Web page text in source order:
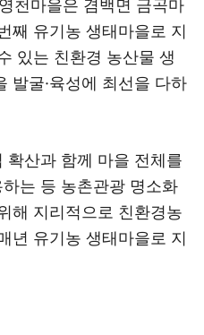
천마을은 겸백면 금곡마
째 유기농 생태마을로 지
있는 친환경 농산물 생
발굴·육성에 최선을 다하
확산과 함께 마을 전체를
는 등 농촌관광 명소화
해 지리적으로 친환경농
년 유기농 생태마을로 지